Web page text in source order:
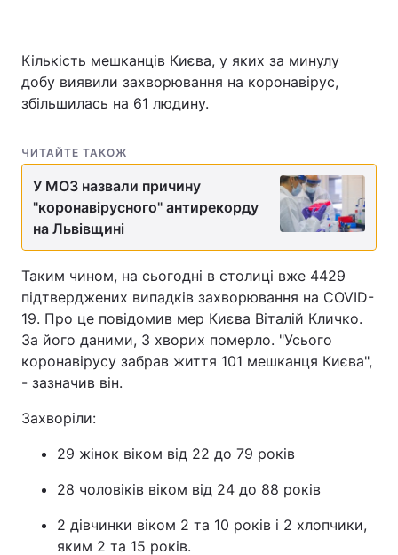
Кількість мешканців Києва, у яких за минулу
добу виявили захворювання на коронавірус,
збільшилась на 61 людину.
ЧИТАЙТЕ ТАКОЖ
У МОЗ назвали причину
"коронавірусного" антирекорду
на Львівщині
Таким чином, на сьогодні в столиці вже 4429
підтверджених випадків захворювання на COVID-
19. Про це повідомив мер Києва Віталій Кличко.
За його даними, 3 хворих померло. "Усього
коронавірусу забрав життя 101 мешканця Києва",
- зазначив він.
Захворіли:
29 жінок віком від 22 до 79 років
28 чоловіків віком від 24 до 88 років
2 дівчинки віком 2 та 10 років і 2 хлопчики,
яким 2 та 15 років.